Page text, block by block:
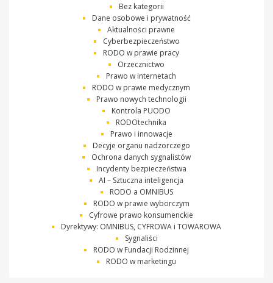
Bez kategorii
Dane osobowe i prywatność
Aktualności prawne
Cyberbezpieczeństwo
RODO w prawie pracy
Orzecznictwo
Prawo w internetach
RODO w prawie medycznym
Prawo nowych technologii
Kontrola PUODO
RODOtechnika
Prawo i innowacje
Decyje organu nadzorczego
Ochrona danych sygnalistów
Incydenty bezpieczeństwa
AI – Sztuczna inteligencja
RODO a OMNIBUS
RODO w prawie wyborczym
Cyfrowe prawo konsumenckie
Dyrektywy: OMNIBUS, CYFROWA i TOWAROWA
Sygnaliści
RODO w Fundacji Rodzinnej
RODO w marketingu